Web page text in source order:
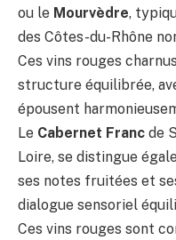
ou le Mourvèdre,
des Côtes-du-Rhône
Ces vins rouges
structure équilibrée,
épousent
Le Cabernet Franc de
Loire, se distingue
ses notes fruitées et
dialogue sensoriel
Ces vins rouges sont